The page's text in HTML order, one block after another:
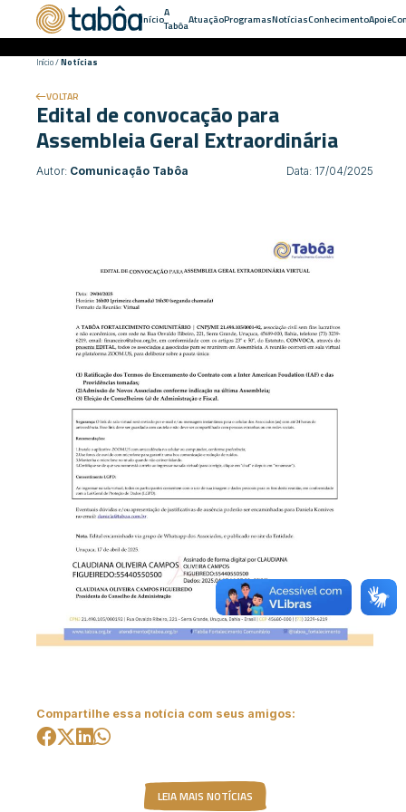
InícioA
TabôaAtuaçãoProgramasNotíciasConhecimentoApoie
Início/Notícias
Edital de convocação para
Assembleia Geral Extraordinária
VOLTAR
Autor: Comunicação Tabôa Data: 17/04/2025
Compartilhe essa notícia com seus amigos:
LEIA MAIS NOTÍCIAS